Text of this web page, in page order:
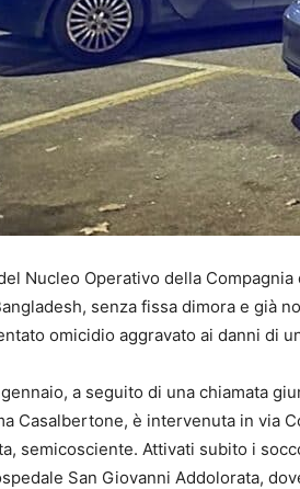
Nucleo Operativo della
senza fissa dimora e già
omicidio aggravato ai danni di
a seguito di una chiamata
Casalbertone, è intervenuta in via
semicosciente. Attivati subito i
San Giovanni Addolorata,